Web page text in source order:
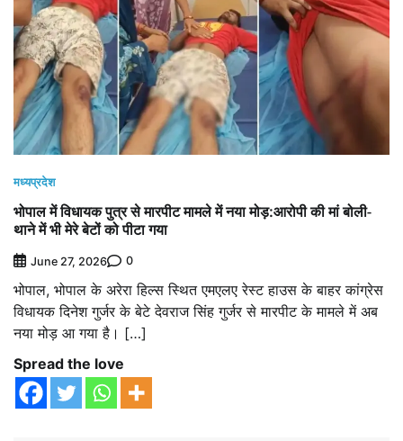
मध्यप्रदेश
भोपाल में विधायक पुत्र से मारपीट मामले में नया मोड़:आरोपी की मां बोली-
थाने में भी मेरे बेटों को पीटा गया
June 27, 2026 0
भोपाल, भोपाल के अरेरा हिल्स स्थित एमएलए रेस्ट हाउस के बाहर कांग्रेस
विधायक दिनेश गुर्जर के बेटे देवराज सिंह गुर्जर से मारपीट के मामले में अब
नया मोड़ आ गया है। […]
Spread the love